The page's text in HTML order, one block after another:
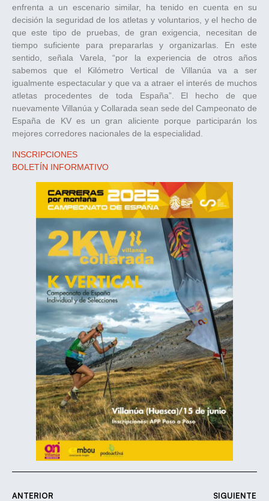
enfrenta a un escenario similar, ha tenido en cuenta en su
decisión la seguridad de los atletas y voluntarios, y el hecho de
que este tipo de pruebas, de gran exigencia, necesitan de
tiempo suficiente para prepararlas y organizarlas. En este
sentido, señala Varela, “por la experiencia de otros años
sabemos que el Kilómetro Vertical de Villanúa va a ser
igualmente espectacular y que va a atraer el interés de muchos
atletas procedentes de toda España”. El hecho de que
nuevamente Villanúa y Collarada sean sede del Campeonato de
España de KV es un gran aliciente porque participarán los
mejores corredores nacionales de la especialidad.
INSCRIPCIONES
BOLETÍN INFORMATIVO
ANTERIOR SIGUIENTE